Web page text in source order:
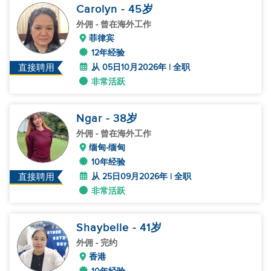
直接聘用
Carolyn - 45岁
外佣 - 曾在海外工作
菲律宾
12年经验
从 05日10月2026年 | 全职
非常活跃
直接聘用
Ngar - 38岁
外佣 - 曾在海外工作
缅甸-缅甸
10年经验
从 25日09月2026年 | 全职
非常活跃
Shaybelle - 41岁
外佣 - 完约
香港